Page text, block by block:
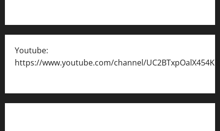
Youtube:
https://www.youtube.com/channel/